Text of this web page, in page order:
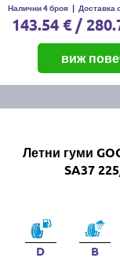
Налични 4 броя | Доставка
143.54 € /
виж
Летни гуми
SA37
D B